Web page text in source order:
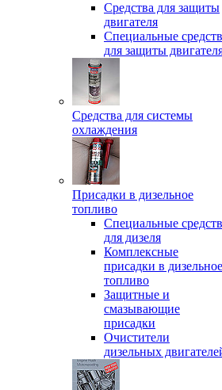
Средства для защиты
двигателя
Специальныe
для защиты
Средства для системы
охлаждения
Присадки в дизельное
топливо
Спeциальные
для дизеля
Комплексные
присадки в дизельное
топливо
Защитные и
смазывающие
присадки
Очистители
дизельных